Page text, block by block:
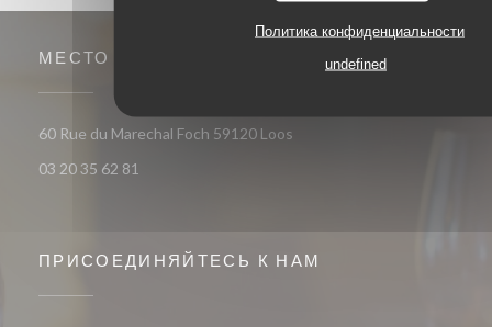
Политика конфиденциальности
undefined
МЕСТО
60 Rue du Marechal Foch 59120 Loos
03 20 35 62 81
ПРИСОЕДИНЯЙТЕСЬ К НАМ